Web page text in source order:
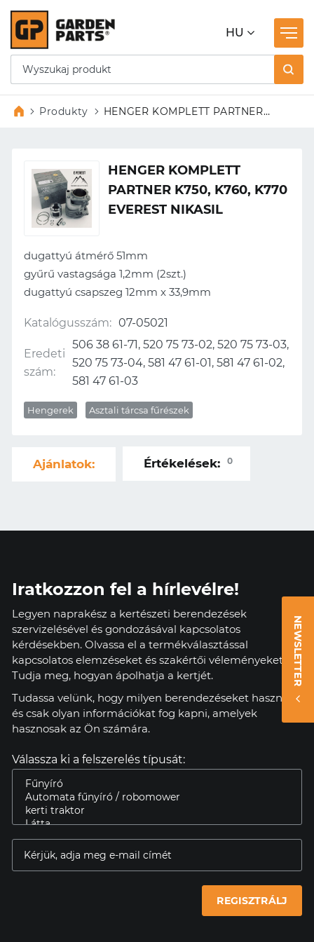
HU
Produkty
HENGER KOMPLETT PARTNER
HENGER KOMPLETT
PARTNER K750, K760, K770
EVEREST NIKASIL
dugattyú átmérő 51mm
gyűrű vastagsága 1,2mm (2szt.)
dugattyú csapszeg 12mm x 33,9mm
Katalógusszám: 07-05021
Eredeti
szám:
506 38 61-71, 520 75 73-02, 520 75 73-03,
520 75 73-04, 581 47 61-01, 581 47 61-02,
581 47 61-03
Hengerek Asztali tárcsa fűrészek
Ajánlatok: Értékelések: 0
NEWSLETTER
Iratkozzon fel a hírlevélre!
Legyen naprakész a kertészeti berendezések
szervizelésével és gondozásával kapcsolatos
kérdésekben. Olvassa el a termékválasztással
kapcsolatos elemzéseket és szakértői véleményeket.
Tudja meg, hogyan ápolhatja a kertjét.
Tudassa velünk, hogy milyen berendezéseket használ,
és csak olyan információkat fog kapni, amelyek
hasznosak az Ön számára.
Válassza ki a felszerelés típusát:
REGISZTRÁLJ